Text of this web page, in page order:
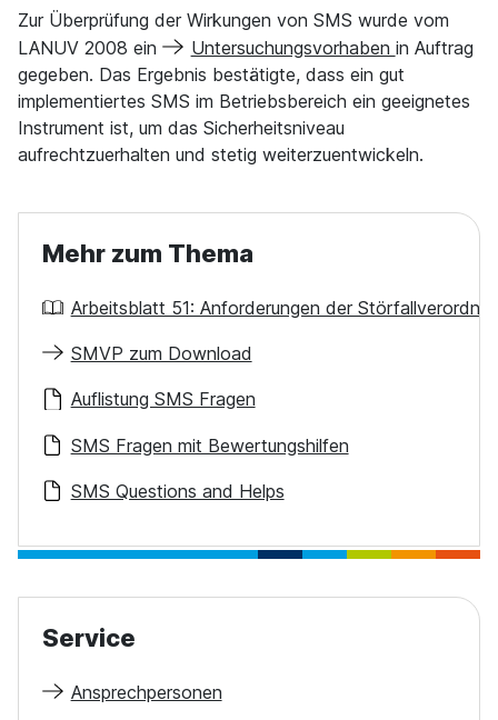
Zur Überprüfung der Wirkungen von SMS wurde vom
LANUV 2008 ein
Untersuchungsvorhaben in Auftrag
gegeben. Das Ergebnis bestätigte, dass ein gut
implementiertes SMS im Betriebsbereich ein geeignetes
Instrument ist, um das Sicherheitsniveau
aufrechtzuerhalten und stetig weiterzuentwickeln.
Mehr zum Thema
Arbeitsblatt 51: Anforderungen der
SMVP zum Download
Auflistung SMS Fragen
SMS Fragen mit Bewertungshilfen
SMS Questions and Helps
Service
Ansprechpersonen